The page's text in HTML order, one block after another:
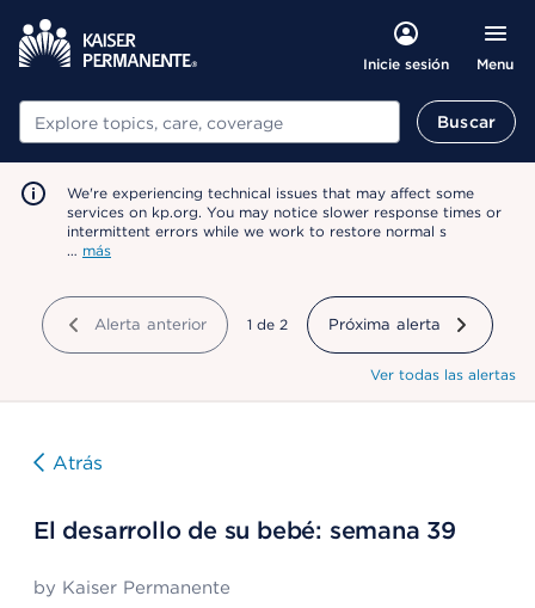
Inicie sesión Menu
Buscar Buscar
We're experiencing technical issues that may affect some
services on kp.org. You may notice slower response times or
intermittent errors while we work to restore normal s
… más
Alerta anterior mostrando
1 de 2 Próxima alerta
Ver todas las alertas
Atrás
El desarrollo de su bebé: semana 39
by Kaiser Permanente